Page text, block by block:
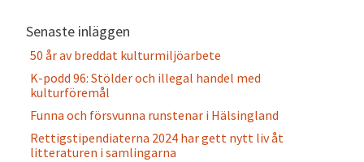
Senaste inläggen
50 år av breddat kulturmiljöarbete
K-podd 96: Stölder och illegal handel med
kulturföremål
Funna och försvunna runstenar i Hälsingland
Rettigstipendiaterna 2024 har gett nytt liv åt
litteraturen i samlingarna